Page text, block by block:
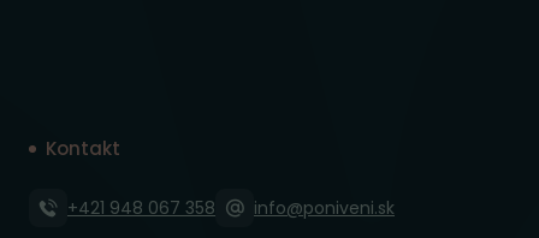
Kontakt
+421 948 067 358 info@poniveni.sk